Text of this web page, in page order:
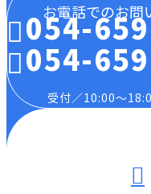
お電話でのお問
054-
054-
受付／10:00～